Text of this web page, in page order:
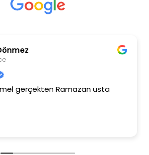
gerçekten Ramazan usta